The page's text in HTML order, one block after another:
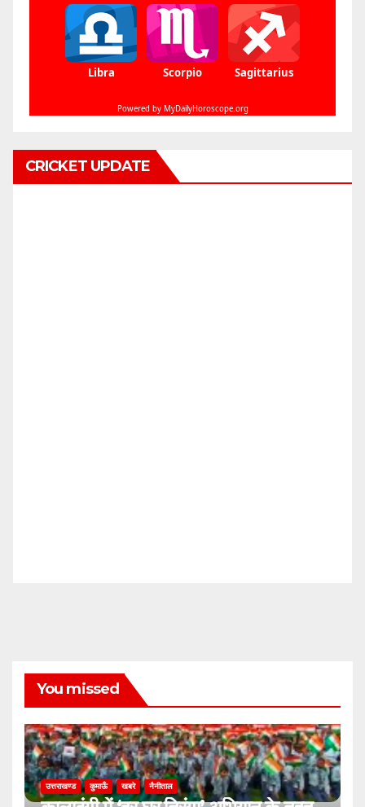
CRICKET UPDATE
You missed
उत्तराखण्ड कुमाऊँ खबरे नैनीताल